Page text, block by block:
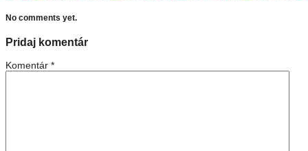
No comments yet.
Pridaj komentár
Komentár *